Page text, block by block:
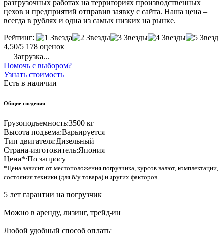
разгрузочных работах на территориях производственных
цехов и предприятий отправив заявку с сайта. Наша цена –
всегда в рублях и одна из самых низких на рынке.
Рейтинг:
4,50/5 178 оценок
Загрузка...
Помочь с выбором?
Узнать стоимость
Есть в наличии
Общие сведения
Грузоподъемность:3500 кг
Высота подъема:Варьируется
Тип двигателя:Дизельный
Страна-изготовитель:Япония
Цена*:По запросу
*Цена зависит от местоположения погрузчика, курсов валют, комплектации,
состояния техники (для б/у товара) и других факторов
5 лет гарантии на погрузчик
Можно в аренду, лизинг, трейд-ин
Любой удобный способ оплаты